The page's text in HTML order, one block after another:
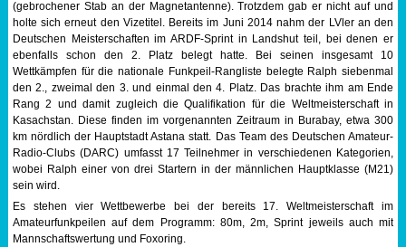
(gebrochener Stab an der Magnetantenne). Trotzdem gab er nicht auf und
holte sich erneut den Vizetitel. Bereits im Juni 2014 nahm der LVler an den
Deutschen Meisterschaften im ARDF-Sprint in Landshut teil, bei denen er
ebenfalls schon den 2. Platz belegt hatte. Bei seinen insgesamt 10
Wettkämpfen für die nationale Funkpeil-Rangliste belegte Ralph siebenmal
den 2., zweimal den 3. und einmal den 4. Platz. Das brachte ihm am Ende
Rang 2 und damit zugleich die Qualifikation für die Weltmeisterschaft in
Kasachstan. Diese finden im vorgenannten Zeitraum in Burabay, etwa 300
km nördlich der Hauptstadt Astana statt. Das Team des Deutschen Amateur-
Radio-Clubs (DARC) umfasst 17 Teilnehmer in verschiedenen Kategorien,
wobei Ralph einer von drei Startern in der männlichen Hauptklasse (M21)
sein wird.
Es stehen vier Wettbewerbe bei der bereits 17. Weltmeisterschaft im
Amateurfunkpeilen auf dem Programm: 80m, 2m, Sprint jeweils auch mit
Mannschaftswertung und Foxoring.